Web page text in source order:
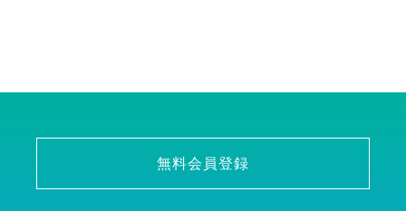
無料会員登録